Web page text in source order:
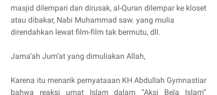
masjid dilempari dan dirusak, al-Quran dilempar ke kloset
atau dibakar, Nabi Muhammad saw. yang mulia
direndahkan lewat film-film tak bermutu, dll.
Jama’ah Jum’at yang dimuliakan Allah,
Karena itu menarik pernyataaan KH Abdullah Gymnastiar
bahwa reaksi umat Islam dalam “Aksi Bela Islam”